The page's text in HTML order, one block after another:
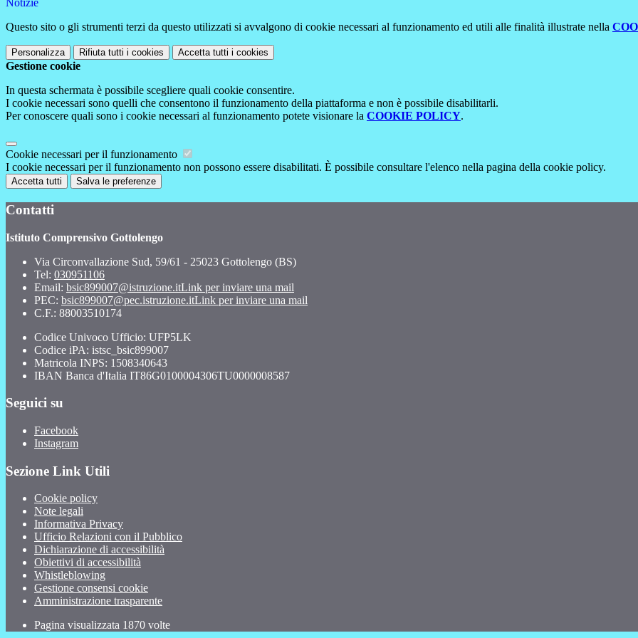
Notizie
Questo sito o gli strumenti terzi da questo utilizzati si avvalgono di cookie necessari al funzionamento ed utili alle finalità illustrate nella
Personalizza Rifiuta tutti i cookies Accetta tutti i cookies
Gestione cookie
In questa schermata è possibile scegliere quali cookie consentire.
I cookie necessari sono quelli che consentono il funzionamento della piattaforma e non è possibile disabilitarli.
Per conoscere quali sono i cookie necessari al funzionamento potete visionare la COOKIE POLICY.
Cookie necessari per il funzionamento
I cookie necessari per il funzionamento non possono essere disabilitati. È possibile consultare l'elenco nella pagina della cookie policy.
Accetta tutti Salva le preferenze
Contatti
Istituto Comprensivo Gottolengo
Via Circonvallazione Sud, 59/61 - 25023 Gottolengo (BS)
Tel: 030951106
Email: bsic899007@istruzione.itLink per inviare una mail
PEC: bsic899007@pec.istruzione.itLink per inviare una mail
C.F.: 88003510174
Codice Univoco Ufficio: UFP5LK
Codice iPA: istsc_bsic899007
Matricola INPS: 1508340643
IBAN Banca d'Italia IT86G0100004306TU0000008587
Seguici su
Facebook
Instagram
Sezione Link Utili
Cookie policy
Note legali
Informativa Privacy
Ufficio Relazioni con il Pubblico
Dichiarazione di accessibilità
Obiettivi di accessibilità
Whistleblowing
Gestione consensi cookie
Amministrazione trasparente
Pagina visualizzata 1870 volte